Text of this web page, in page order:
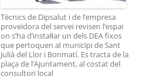
Tècnics de Dipsalut i de l’empresa
proveïdora del servei revisen l’espai
on s’ha d’instal·lar un dels DEA fixos
que pertoquen al municipi de Sant
Julià del Llor i Bonmatí. Es tracta de la
plaça de l’Ajuntament, al costat del
consultori local